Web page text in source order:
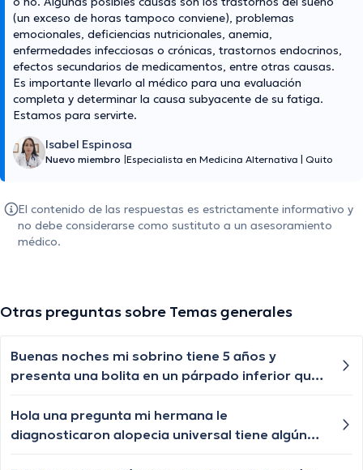
(un exceso de horas tampoco conviene), problemas
emocionales, deficiencias nutricionales, anemia,
enfermedades infecciosas o crónicas, trastornos endocrinos,
efectos secundarios de medicamentos, entre otras causas.
Es importante llevarlo al médico para una evaluación
completa y determinar la causa subyacente de su fatiga.
Estamos para servirte.
Isabel Espinosa
Nuevo miembro Especialista en Medicina Alternativa Quito
El contenido de las respuestas es estrictamente informativo y
no debe considerarse como sustituto a un asesoramiento
médico.
Otras preguntas sobre Temas generales
Buenas noches mi sobrino tiene 5 años y
presenta una bolita en un párpado inferior que
vuelve aparecer, qué especialista nos puede
ayudar?
Hola una pregunta mi hermana le
diagnosticaron alopecia universal tiene algún